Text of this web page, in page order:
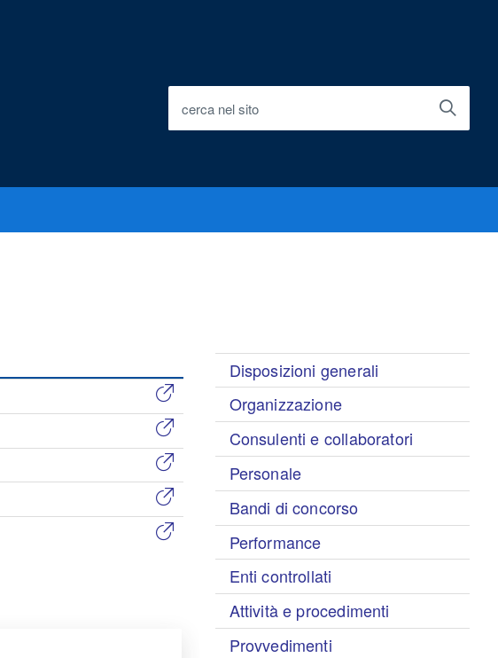
cerca nel sito
Disposizioni generali
Organizzazione
Consulenti e collaboratori
Personale
Bandi di concorso
Performance
Enti controllati
Attività e procedimenti
Provvedimenti